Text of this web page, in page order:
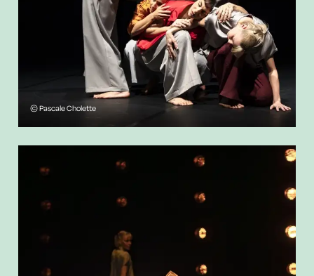
© Pascale Cholette